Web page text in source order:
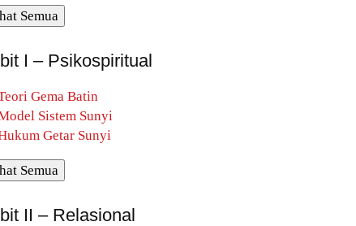
Semua
I – Psikospiritual
Gema Batin
Sistem Sunyi
Getar Sunyi
Semua
II – Relasional